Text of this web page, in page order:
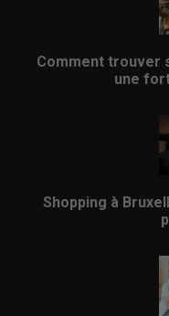
Comment trouver
une
Shopping à